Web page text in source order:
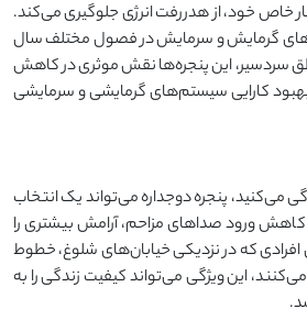
خاص خود، از هدررفت انرژی جلوگیری می‌کند.
گرمایش و سرمایش در فصول مختلف سال
سردسیر، این پنجره‌ها نقش موثری در کاهش
کارایی سیستم‌های گرمایشی و سرمایشی
می‌کنید، پنجره دوجداره می‌تواند یک انتخاب
کاهش ورود صداهای مزاحم، آرامش بیشتری را
افرادی که در نزدیکی خیابان‌های شلوغ، خطوط
این ویژگی می‌تواند کیفیت زندگی را به